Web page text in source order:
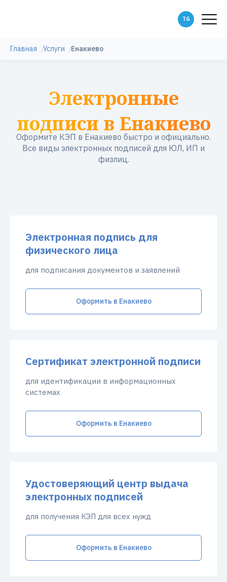
Главная Услуги Енакиево
Электронные
подписи в Енакиево
Оформите КЭП в Енакиево быстро и официально.
Все виды электронных подписей для ЮЛ, ИП и
физлиц.
Электронная подпись для
физического лица
для подписания документов и заявлений
Оформить в Енакиево
Сертификат электронной подписи
для идентификации в информационных
системах
Оформить в Енакиево
Удостоверяющий центр выдача
электронных подписей
для получения КЭП для всех нужд
Оформить в Енакиево